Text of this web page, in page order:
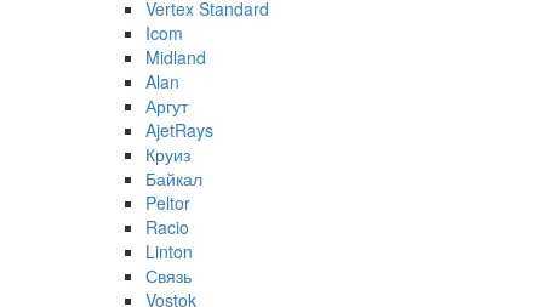
Vertex Standard
Icom
Midland
Alan
Аргут
AjetRays
Круиз
Байкал
Peltor
Racio
Linton
Связь
Vostok